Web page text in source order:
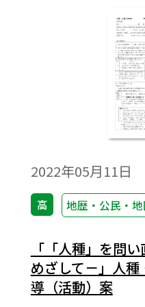
オーストラリア語
差別の事例などを
もち、人類の移動
より異なる人種区
りだされた概念で
差別をなくすため
2022年05月11日
高 地歴・公民・
「「人種」を問
めざして－」人
導（活動）案